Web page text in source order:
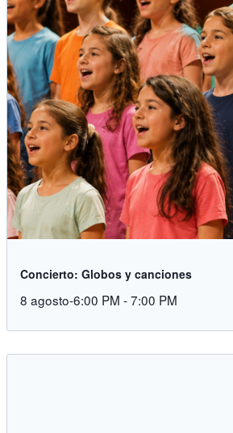
Concierto: Globos y canciones
8 agosto-6:00 PM -7:00 PM